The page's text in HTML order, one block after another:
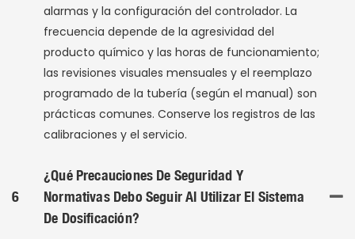
alarmas y la configuración del controlador. La
frecuencia depende de la agresividad del
producto químico y las horas de funcionamiento;
las revisiones visuales mensuales y el reemplazo
programado de la tubería (según el manual) son
prácticas comunes. Conserve los registros de las
calibraciones y el servicio.
6
¿Qué Precauciones De Seguridad Y
Normativas Debo Seguir Al Utilizar El Sistema
De Dosificación?